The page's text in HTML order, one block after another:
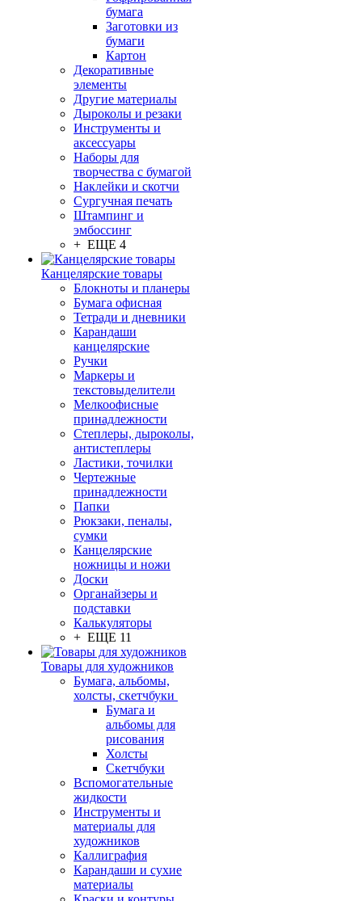
бумага
Заготовки из
бумаги
Картон
Декоративные
элементы
Другие материалы
Дыроколы и резаки
Инструменты и
аксессуары
Наборы для
творчества с бумагой
Наклейки и скотчи
Сургучная печать
Штампинг и
эмбоссинг
+ ЕЩЕ 4
Канцелярские товары
Блокноты и планеры
Бумага офисная
Тетради и дневники
Карандаши
канцелярские
Ручки
Маркеры и
текстовыделители
Мелкоофисные
принадлежности
Степлеры, дыроколы,
антистеплеры
Ластики, точилки
Чертежные
принадлежности
Папки
Рюкзаки, пеналы,
сумки
Канцелярские
ножницы и ножи
Доски
Органайзеры и
подставки
Калькуляторы
+ ЕЩЕ 11
Товары для художников
Бумага, альбомы,
холсты, скетчбуки
Бумага и
альбомы для
рисования
Холсты
Скетчбуки
Вспомогательные
жидкости
Инструменты и
материалы для
художников
Каллиграфия
Карандаши и сухие
материалы